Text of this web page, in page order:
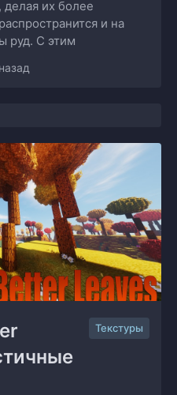
делая их более
и на
руд. С этим
Текстуры